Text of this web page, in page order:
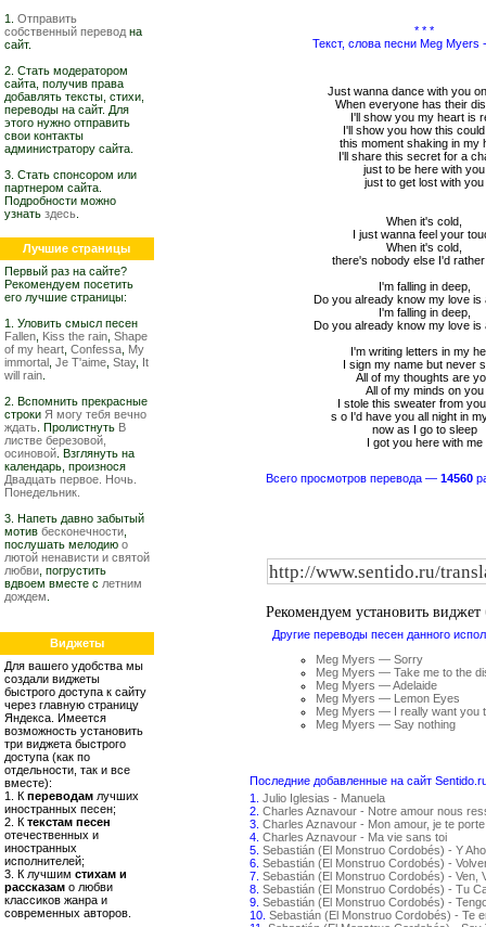
1. Отправить
собственный перевод на
сайт.
2. Стать модератором
сайта, получив права
добавлять тексты, стихи,
переводы на сайт. Для
этого нужно отправить
свои контакты
администратору сайта.
3. Стать спонсором или
партнером сайта.
Подробности можно
узнать здесь
Лучшие страницы
Первый раз на сайте?
Рекомендуем посетить
его лучшие страницы:
1. Уловить смысл песен
Fallen Kiss the rain Shape
of my heart Confessa My
immortal Je T'aime Stay, It
will rain
2. Вспомнить прекрасные
строки Я могу тебя вечно
ждать . Пролистнуть В
листве березовой,
осиновой . Взглянуть на
календарь, произнося
Двадцать первое. Ночь.
Понедельник.
3. Напеть давно забытый
мотив бесконечности
послушать мелодию о
лютой ненависти и святой
любви , погрустить
вдвоем вместе с летним
дождем
Виджеты
Для вашего удобства мы
создали виджеты
быстрого доступа к сайту
через главную страницу
Яндекса. Имеется
возможность установить
три виджета быстрого
доступа (как по
отдельности, так и все
вместе):
1. К переводам лучших
иностранных песен;
2. К текстам песен
отечественных и
иностранных
исполнителей;
3. К лучшим стихам и
рассказам о любви
классиков жанра и
современных авторов.
* * *
Текст, слова песни Meg Myers
Just wanna dance with you
When everyone has their
I'll show you my heart is
I'll show you how this
this moment shaking in my
I'll share this secret for a
just to be here with you
just to get lost with you
When it's cold,
I just wanna feel your
When it's cold,
there's nobody else I'd
I'm falling in deep,
Do you already know my love is
I'm falling in deep,
Do you already know my love is
I'm writing letters in my
I sign my name but never
All of my thoughts are
All of my minds on you
I stole this sweater from
s o I'd have you all night in
now as I go to sleep
I got you here with me
Всего просмотров перевода —14560
Рекомендуем установить виджет
Другие переводы песен данного
Meg Myers — Sorry
Meg Myers — Take me to the
Meg Myers — Adelaide
Meg Myers — Lemon Eyes
Meg Myers — I really want you
Meg Myers — Say nothing
Последние добавленные на сайт
1. Julio Iglesias - Manuela
2. Charles Aznavour - Notre amour nous
3. Charles Aznavour - Mon amour, je te
4. Charles Aznavour - Ma vie sans toi
5. Sebastián (El Monstruo Cordobés) - Y
6. Sebastián (El Monstruo Cordobés) -
7. Sebastián (El Monstruo Cordobés) - Ven,
8. Sebastián (El Monstruo Cordobés) - Tu
9. Sebastián (El Monstruo Cordobés) -
10. Sebastián (El Monstruo Cordobés) - Te